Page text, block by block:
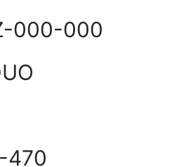
000-000
470